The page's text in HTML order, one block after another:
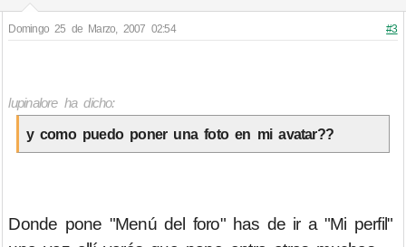
Domingo 25 de Marzo, 2007 02:54 #3
lupinalore ha dicho:
y como puedo poner una foto en mi avatar??
Donde pone "Menú del foro" has de ir a "Mi perfil"